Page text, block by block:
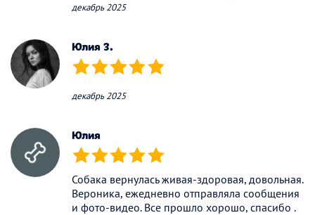
декабрь 2025
Юлия З.
(*) (*) (*) (*) (*)
декабрь 2025
Юлия
(*) (*) (*) (*) (*)
Собака вернулась живая-здоровая, довольная.
Вероника, ежедневно отправляла сообщения
и фото-видео. Все прошло хорошо, спасибо .